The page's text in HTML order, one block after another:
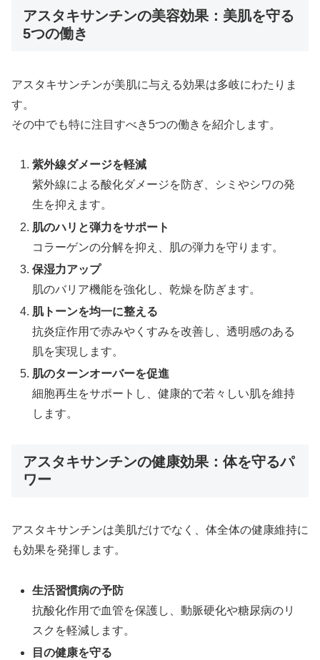
アスタキサンチンの美容効果：美肌を守る
5つの働き
アスタキサンチンが美肌に与える効果は多岐にわたりま
す。
その中でも特に注目すべき5つの働きを紹介します。
紫外線ダメージを軽減
紫外線による酸化ダメージを防ぎ、シミやシワの発
生を抑えます。
肌のハリと弾力をサポート
コラーゲンの分解を抑え、肌の弾力を守ります。
保湿力アップ
肌のバリア機能を強化し、乾燥を防ぎます。
肌トーンを均一に整える
抗炎症作用で赤みやくすみを改善し、透明感のある
肌を実現します。
肌のターンオーバーを促進
細胞再生をサポートし、健康的で若々しい肌を維持
します。
アスタキサンチンの健康効果：体を守るパ
ワー
アスタキサンチンは美肌だけでなく、体全体の健康維持に
も効果を発揮します。
生活習慣病の予防
抗酸化作用で血管を保護し、動脈硬化や糖尿病のリ
スクを軽減します。
目の健康を守る